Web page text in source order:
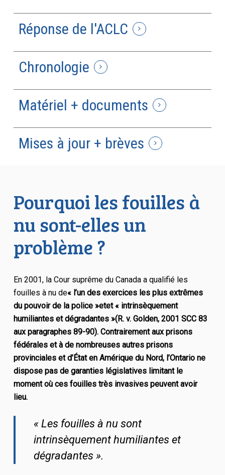
Réponse de l'ACLC
Chronologie
Matériel + documents
Mises à jour + brèves
Pourquoi les fouilles à
nu sont-elles un
problème ?
En 2001, la Cour suprême du Canada a qualifié les
fouilles à nu de« l’un des exercices les plus extrêmes
du pouvoir de la police »etet « intrinsèquement
humiliantes et dégradantes »(R. v. Golden, 2001 SCC 83
aux paragraphes 89-90). Contrairement aux prisons
fédérales et à de nombreuses autres prisons
provinciales et d’État en Amérique du Nord, l’Ontario ne
dispose pas de garanties législatives limitant le
moment où ces fouilles très invasives peuvent avoir
lieu.
« Les fouilles à nu sont
intrinsèquement humiliantes et
dégradantes ».